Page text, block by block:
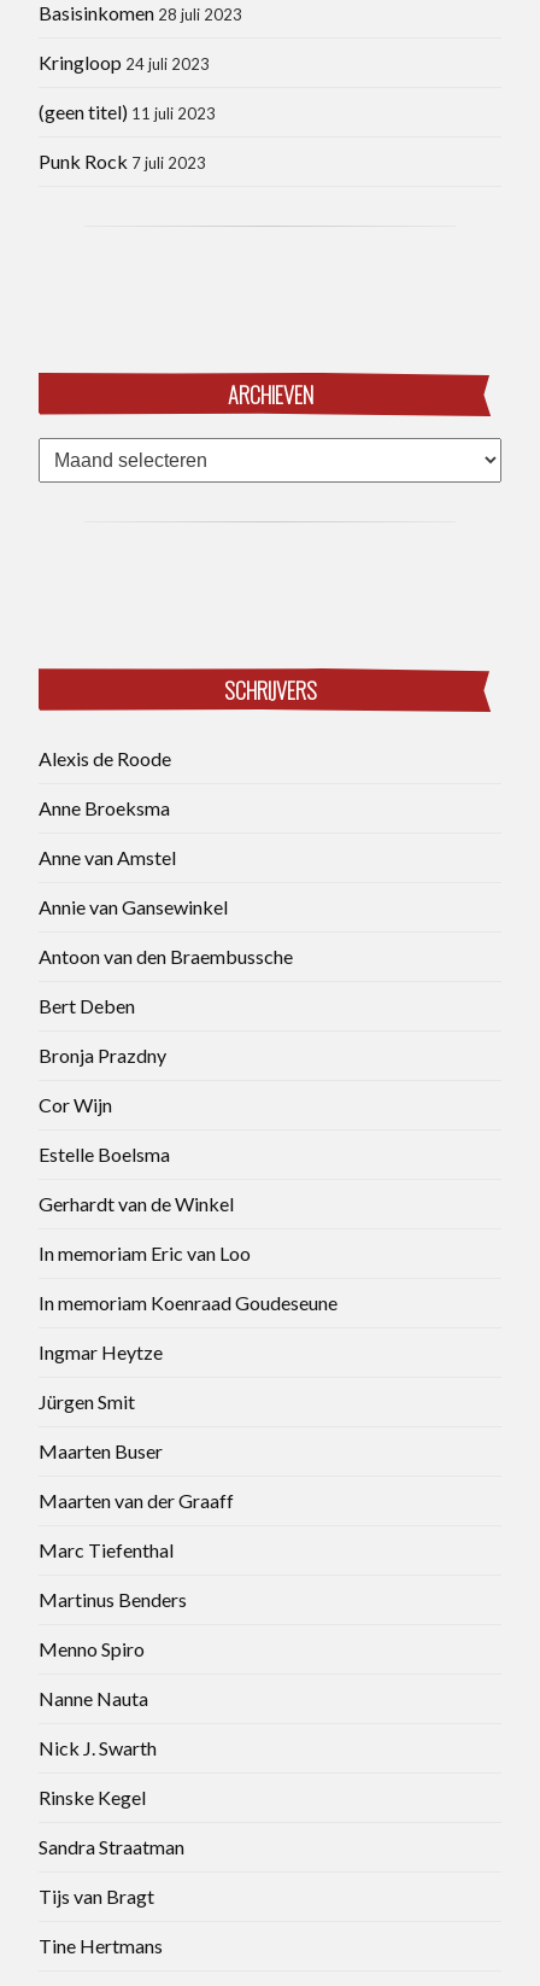
Basisinkomen 28 juli 2023
Kringloop 24 juli 2023
(geen titel) 11 juli 2023
Punk Rock 7 juli 2023
ARCHIEVEN
Archieven
SCHRIJVERS
Alexis de Roode
Anne Broeksma
Anne van Amstel
Annie van Gansewinkel
Antoon van den Braembussche
Bert Deben
Bronja Prazdny
Cor Wijn
Estelle Boelsma
Gerhardt van de Winkel
In memoriam Eric van Loo
In memoriam Koenraad Goudeseune
Ingmar Heytze
Jürgen Smit
Maarten Buser
Maarten van der Graaff
Marc Tiefenthal
Martinus Benders
Menno Spiro
Nanne Nauta
Nick J. Swarth
Rinske Kegel
Sandra Straatman
Tijs van Bragt
Tine Hertmans